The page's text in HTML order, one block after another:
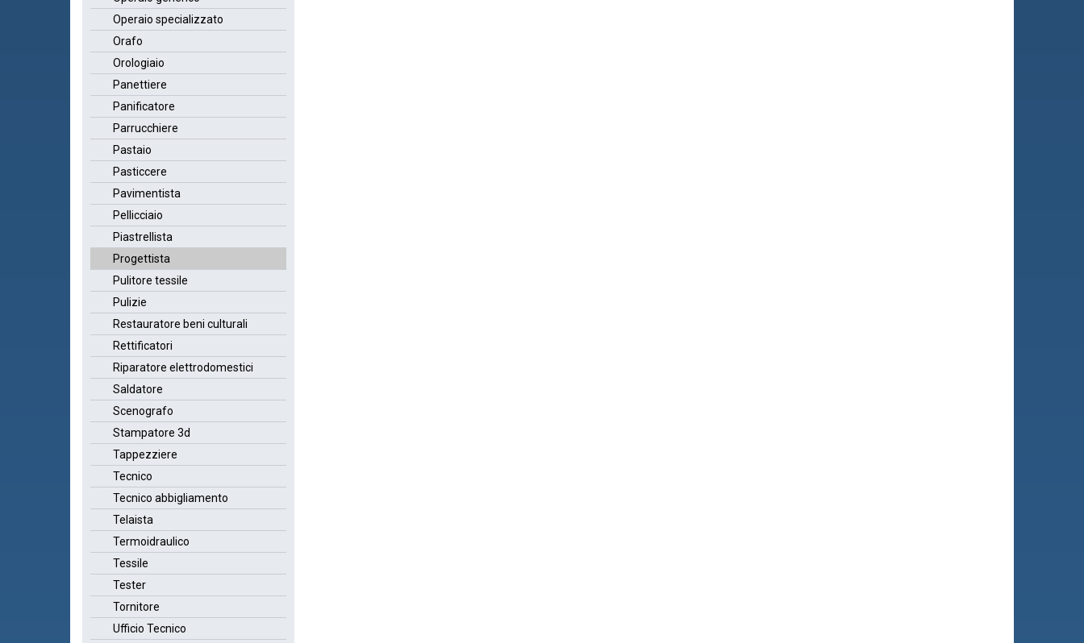
Operaio specializzato
Orafo
Orologiaio
Panettiere
Panificatore
Parrucchiere
Pastaio
Pasticcere
Pavimentista
Pellicciaio
Piastrellista
Progettista
Pulitore tessile
Pulizie
Restauratore beni culturali
Rettificatori
Riparatore elettrodomestici
Saldatore
Scenografo
Stampatore 3d
Tappezziere
Tecnico
Tecnico abbigliamento
Telaista
Termoidraulico
Tessile
Tester
Tornitore
Ufficio Tecnico